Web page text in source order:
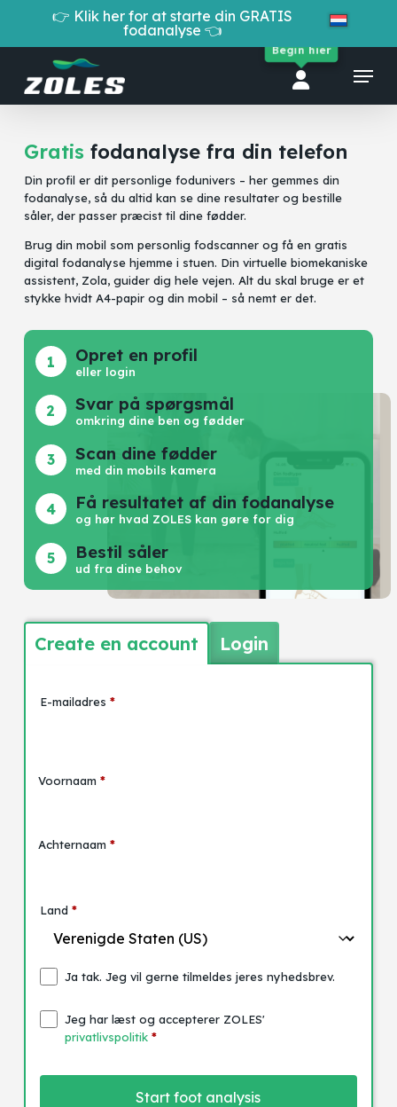
👉 Klik her for at starte din GRATIS
fodanalyse 👈
Begin hier
Menu
Cart
Gratis fodanalyse fra din telefon
Din profil er dit personlige fodunivers – her gemmes din
fodanalyse, så du altid kan se dine resultater og bestille
såler, der passer præcist til dine fødder.
Brug din mobil som personlig fodscanner og få en gratis
digital fodanalyse hjemme i stuen. Din virtuelle biomekaniske
assistent, Zola, guider dig hele vejen. Alt du skal bruge er et
stykke hvidt A4-papir og din mobil – så nemt er det.
Opret en profil
eller login
Svar på spørgsmål
omkring dine ben og fødder
Scan dine fødder
med din mobils kamera
Få resultatet af din fodanalyse
og hør hvad ZOLES kan gøre for dig
Bestil såler
ud fra dine behov
Create en account Login
E-mailadres *Vereist
Voornaam *
Achternaam *
Land *
Ja tak. Jeg vil gerne tilmeldes jeres nyhedsbrev.
Jeg har læst og accepterer ZOLES'
privatlivspolitik *
Start foot analysis
Menu